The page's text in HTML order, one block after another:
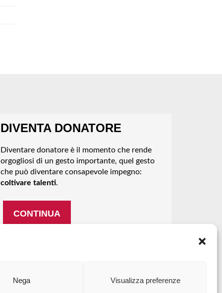
Nega Visualizza preferenze
DIVENTA DONATORE
Diventare donatore è il momento che rende
orgogliosi di un gesto importante, quel gesto
che può diventare consapevole impegno:
coltivare talenti.
CONTINUA